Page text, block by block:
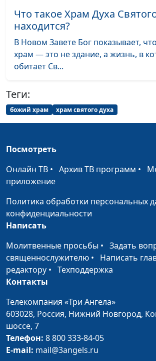
историк,
филолог,
всесожжения
Александр
Святилище: место
встречи изменить
нельзя
Левит?
историк,
Александр
Главная тема
проповедей Христа
— Царство
Небесное
Валерий
историк,
Что такое Храм Духа
находится?
В Новом Завете Бог показывает,
храм — это не здание, а жизнь, в
обитает Св...
Теги:
божий храм храм святого духа
Посмотреть
Онлайн ТВ • Архив ТВ программ •
приложение
Политика обработки персональных
конфиденциальности
Написать
Молитвенные просьбы • Задать
священнослужителю • Написать
редактору • Техподдержка
Контакты
Телекомпания «Три Ангела»
603028, Россия, Нижний Новгород,
шоссе, 7
Телефон: 8 800 333-84-05
E-mail: mail@3angels.ru